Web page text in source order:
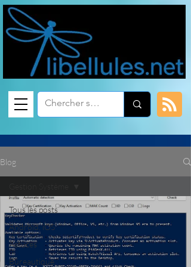
Blog
Tous les posts
Android, iOS
Astuces
Bureautique